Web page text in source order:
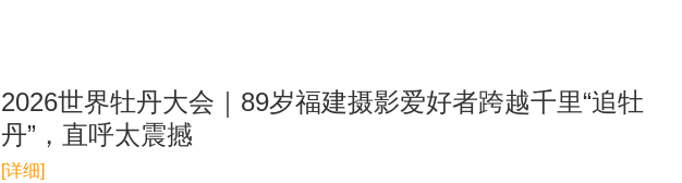
2026世界牡丹大会｜89岁福建摄影爱好者跨越千里“追牡
丹”，直呼太震撼
[详细]